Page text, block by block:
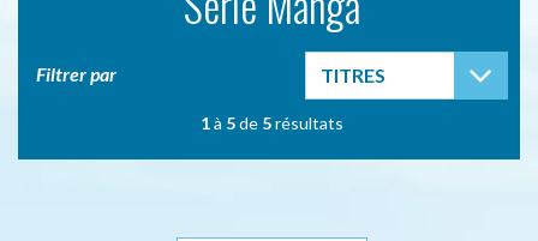
Filtrer par TITRES
1à 5de 5résultats